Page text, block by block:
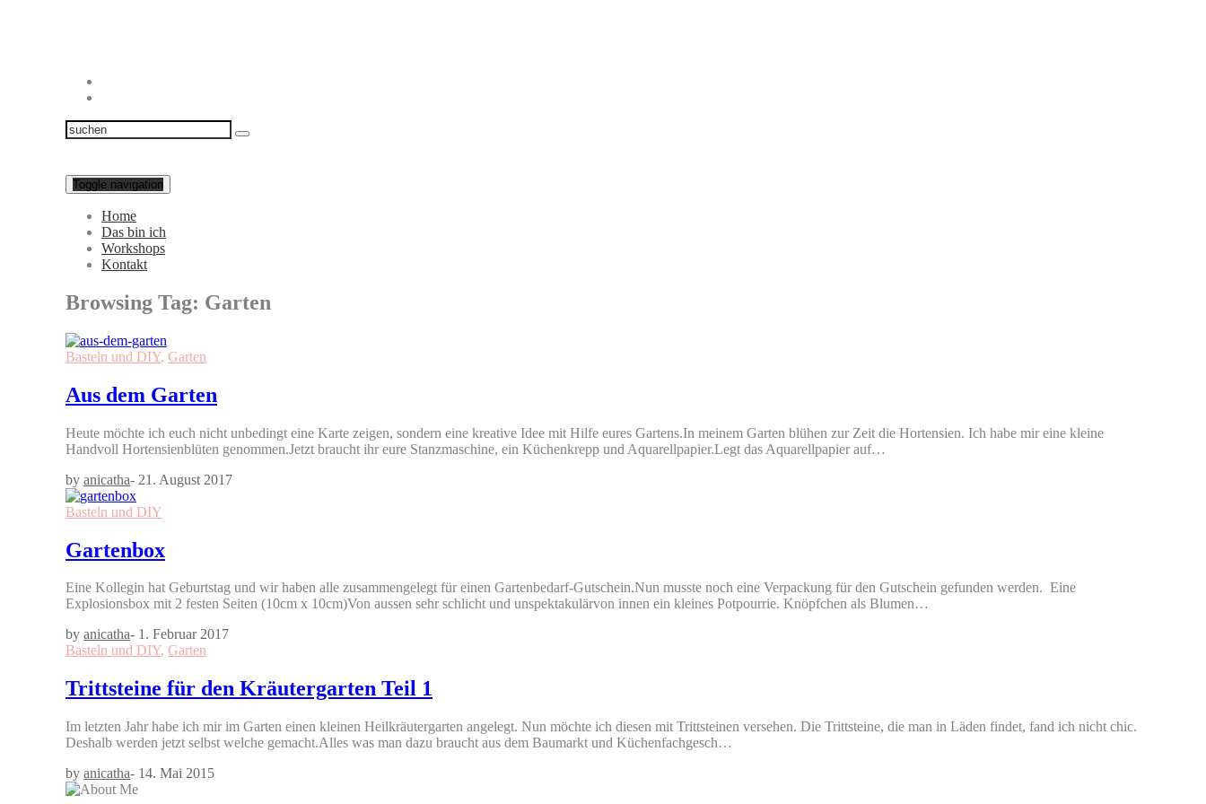
Toggle navigation
Home
Das bin ich
Workshops
Kontakt
Browsing Tag: Garten
Basteln und DIY, Garten
Aus dem Garten
Heute möchte ich euch nicht unbedingt eine Karte zeigen, sondern eine kreative Idee mit Hilfe eures Gartens.In meinem Garten blühen zur Zeit die Hortensien. Ich habe mir eine kleine
Handvoll Hortensienblüten genommen.Jetzt braucht ihr eure Stanzmaschine, ein Küchenkrepp und Aquarellpapier.Legt das Aquarellpapier auf…
by anicatha- 21. August 2017
Basteln und DIY
Gartenbox
Eine Kollegin hat Geburtstag und wir haben alle zusammengelegt für einen Gartenbedarf-Gutschein.Nun musste noch eine Verpackung für den Gutschein gefunden werden. Eine
Explosionsbox mit 2 festen Seiten (10cm x 10cm)Von aussen sehr schlicht und unspektakulärvon innen ein kleines Potpourrie. Knöpfchen als Blumen…
by anicatha- 1. Februar 2017
Basteln und DIY, Garten
Trittsteine für den Kräutergarten Teil 1
Im letzten Jahr habe ich mir im Garten einen kleinen Heilkräutergarten angelegt. Nun möchte ich diesen mit Trittsteinen versehen. Die Trittsteine, die man in Läden findet, fand ich nicht chic.
Deshalb werden jetzt selbst welche gemacht.Alles was man dazu braucht aus dem Baumarkt und Küchenfachgesch…
by anicatha- 14. Mai 2015